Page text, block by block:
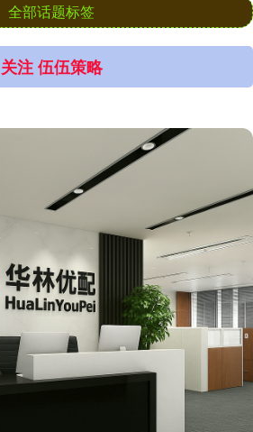
全部话题标签
关注 伍伍策略